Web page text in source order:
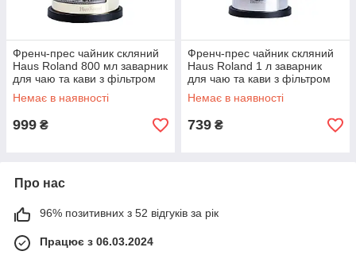
Френч-прес чайник скляний
Haus Roland 800 мл заварник
для чаю та кави з фільтром
золотий
Немає в наявності
999 ₴
Френч-прес чайник скляний
Haus Roland 1 л заварник
для чаю та кави з фільтром
хром
Немає в наявності
739 ₴
Про нас
96% позитивних з 52 відгуків за рік
Працює з 06.03.2024